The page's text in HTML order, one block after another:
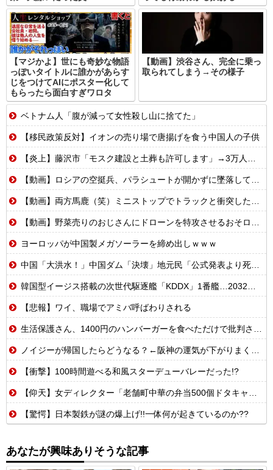
【マジかよ】世にも奇妙な物語
っぽいタイトルに誰かがあらす
じをつけてAIにポスター化して
もらったら面白すぎワロタ
【動画】渋谷さん、完全に乗っ
取られてしまう→その様子
ベトナム人「腹が減って女性殺し山に捨てた」
【移民政策反対】イオンの売り場で唐揚げを食う中国人の子供
【炎上】藤沢市「モスク建設と土葬も許可します」→3万人の反対署名も却下
【動画】ロシアの空挺兵、パラシュートが開かずに墜落してしまう。
【動画】両方馬鹿（笑）ミニストップでトラックと衝突したドラレコが（ノ∇`）
【動画】野菜売りのおじさんにドローンを特攻させるおそロシア。
ヨーロッパが中国製メガソーラーを締め出しｗｗｗ
中国「大洪水！」中国ダム「決壊」地元民「公式発表より死者多い！」中国政府「住民拘束！（安否不明」中国当局「救助隊動画も削除」台風13号「三峡ダム接近中」→
韓国型イージス搭載の次世代駆逐艦「KDDX」1番艦…2032年竣工と公示！
【悲報】ワイ、職場でアミバ呼ばわりされる
生活保護さん、1400円のハンバーガーを食べただけで批判される
ノイジーが帰国したらどうなる？←阪神の運気が下がりまくるやろな
【衝撃】100時間遊べる和風スターデューバレーだった!?
【仰天】女ディレクター「老舗町中華の弁当500個ドタキャンw賠償ルールないから無罪でーすw」→常連の俺が電話一本で「全員招集」した結果、店前に高級車の列がw
【驚愕】日本製鉄が謎の爆上げ!!一体何が起きているのか??
あなたが興味ありそうな記事